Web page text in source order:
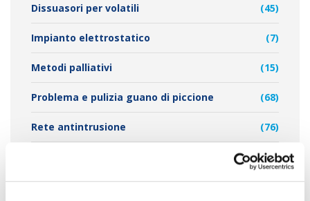
Dissuasori per volatili (45)
Impianto elettrostatico (7)
Metodi palliativi (15)
Problema e pulizia guano di piccione (68)
Rete antintrusione (76)
(95)